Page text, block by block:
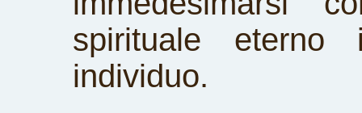
spirituale eterno
individuo.